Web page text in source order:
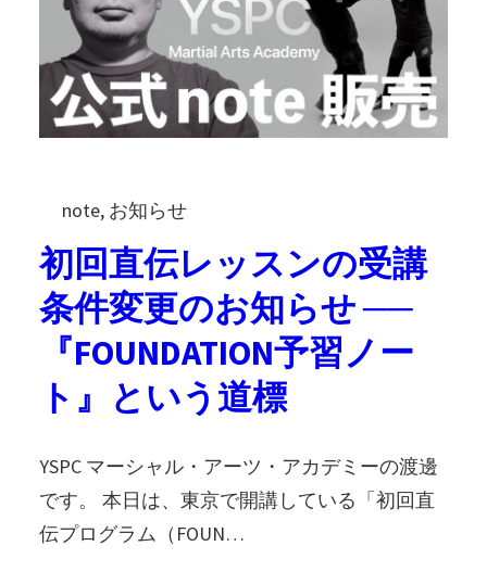
note, お知らせ
初回直伝レッスンの受講
条件変更のお知らせ ──
『FOUNDATION予習ノー
ト』という道標
YSPC マーシャル・アーツ・アカデミーの渡邊
です。 本日は、東京で開講している「初回直
伝プログラム（FOUN…